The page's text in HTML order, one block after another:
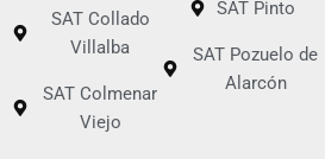
SAT Collado
Villalba
SAT Colmenar
Viejo
SAT Pinto
SAT Pozuelo de
Alarcón